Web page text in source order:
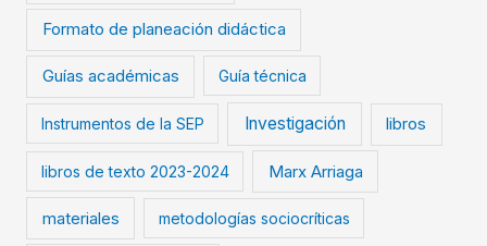
Formato de planeación didáctica
Guías académicas Guía técnica
Instrumentos de la SEP Investigación libros
libros de texto 2023-2024 Marx Arriaga
materiales metodologías sociocríticas